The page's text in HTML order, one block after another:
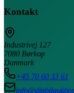
Kontakt
Industrivej 127
7080 Børkop
Danmark
+45 70 60 33 61